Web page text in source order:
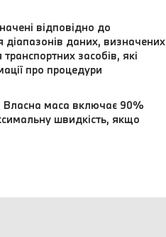
відповідно до
діапазонів даних, визначених
засобів, які
про процедури
Власна маса включає 90%
швидкість, якщо